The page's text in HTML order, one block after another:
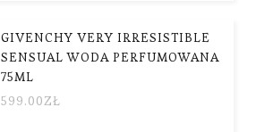
GIVENCHY VERY IRRESISTIBLE
SENSUAL WODA PERFUMOWANA
75ML
599.00ZŁ